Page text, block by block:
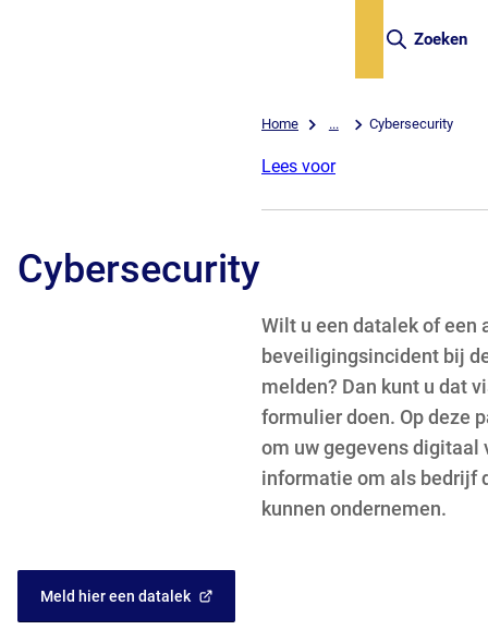
Zoeken
Home ... Cybersecurity
Lees voor
Cybersecurity
Wilt u een datalek of een
beveiligingsincident bij
melden? Dan kunt u dat
formulier doen. Op deze
om uw gegevens digitaal
informatie om als bedrijf
kunnen ondernemen.
Meld hier een datalek
(Verwijst